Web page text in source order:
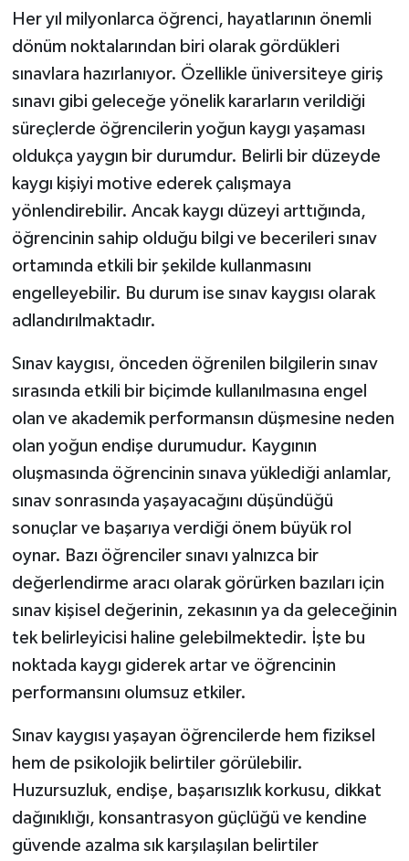
Her yıl milyonlarca öğrenci, hayatlarının önemli
dönüm noktalarından biri olarak gördükleri
sınavlara hazırlanıyor. Özellikle üniversiteye giriş
sınavı gibi geleceğe yönelik kararların verildiği
süreçlerde öğrencilerin yoğun kaygı yaşaması
oldukça yaygın bir durumdur. Belirli bir düzeyde
kaygı kişiyi motive ederek çalışmaya
yönlendirebilir. Ancak kaygı düzeyi arttığında,
öğrencinin sahip olduğu bilgi ve becerileri sınav
ortamında etkili bir şekilde kullanmasını
engelleyebilir. Bu durum ise sınav kaygısı olarak
adlandırılmaktadır.
Sınav kaygısı, önceden öğrenilen bilgilerin sınav
sırasında etkili bir biçimde kullanılmasına engel
olan ve akademik performansın düşmesine neden
olan yoğun endişe durumudur. Kaygının
oluşmasında öğrencinin sınava yüklediği anlamlar,
sınav sonrasında yaşayacağını düşündüğü
sonuçlar ve başarıya verdiği önem büyük rol
oynar. Bazı öğrenciler sınavı yalnızca bir
değerlendirme aracı olarak görürken bazıları için
sınav kişisel değerinin, zekasının ya da geleceğinin
tek belirleyicisi haline gelebilmektedir. İşte bu
noktada kaygı giderek artar ve öğrencinin
performansını olumsuz etkiler.
Sınav kaygısı yaşayan öğrencilerde hem fiziksel
hem de psikolojik belirtiler görülebilir.
Huzursuzluk, endişe, başarısızlık korkusu, dikkat
dağınıklığı, konsantrasyon güçlüğü ve kendine
güvende azalma sık karşılaşılan belirtiler
İLÇELER
OTOPARK
TEKNOLOJİ